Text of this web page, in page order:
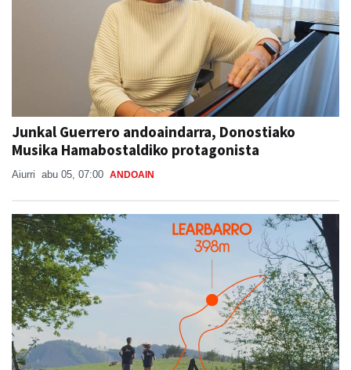
Junkal Guerrero andoaindarra, Donostiako
Musika Hamabostaldiko protagonista
Aiurri abu 05, 07:00 ANDOAIN